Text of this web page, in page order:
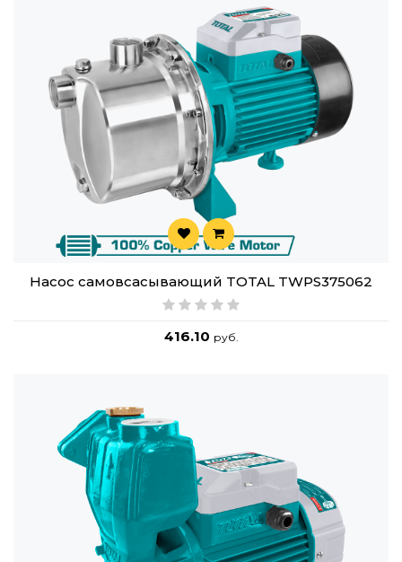
Насос cамовсасывающий TOTAL TWPS375062
416.10 руб.